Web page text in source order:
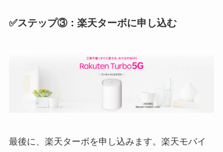
✅ステップ③：楽天ターボに申し込む
最後に、楽天ターボを申し込みます。楽天モバイ